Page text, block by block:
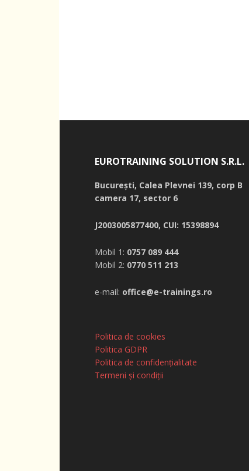
EUROTRAINING SOLUTION S.R.L.
București, Calea Plevnei 139, corp B
camera 17, sector 6
J2003005877400, CUI: 15398894
Mobil 1: 0757 089 444
Mobil 2: 0770 511 213
e-mail: office@e-trainings.ro
Politica de cookies
Politica GDPR
Politica de confidențialitate
Termeni și condiții